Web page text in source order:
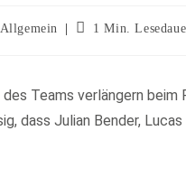
Allgemein 1 Min.
Teams verlängern beim
dass Julian Bender,